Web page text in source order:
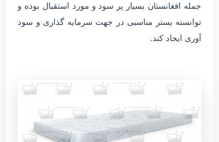
جمله افغانستان بسیار پر سود و مورد استقبال بوده و
توانسته بستر مناسبی در جهت سرمایه گذاری و سود
آوری ایجاد کند.